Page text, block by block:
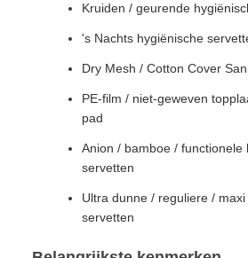
Kruiden / geurende
's Nachts hygiënische
Dry Mesh / Cotton Cover
PE-film / niet-geweven
pad
Anion / bamboe / functionele
servetten
Ultra dunne / reguliere /
servetten